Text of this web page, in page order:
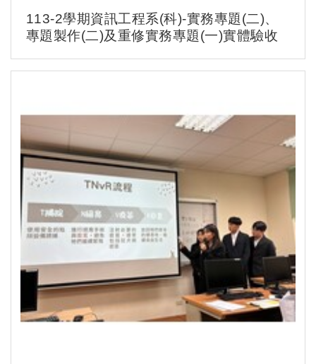
113-2學期資訊工程系(科)-實務專題(二)、
專題製作(二)及重修實務專題(一)實體驗收